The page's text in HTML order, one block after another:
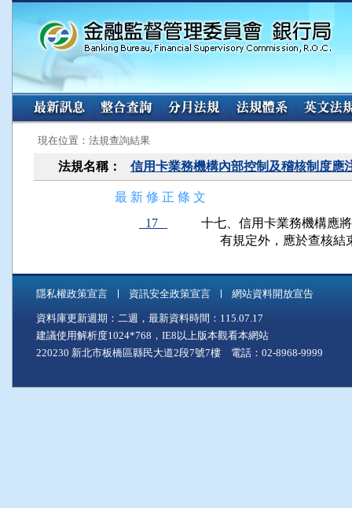
:::
現在位置：法規查詢結果
法規名稱： 信用卡業務機構內部控制及稽核制度應
最 新 修 正 條 文
17
十七、信用卡業務機構應
有規定外，應於查核
隱私權政策宣言 資訊安全政策宣言 網站資料開放宣告
資料庫更新週期：二週，最新資料時間：115.07.17
建議使用解析度1024*768，IE8以上版本觀看本網站
220230 新北市板橋區縣民大道2段7號7樓 電話：02-8968-9999